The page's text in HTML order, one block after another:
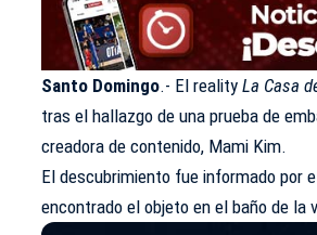
Santo Domingo.- El realityLa Casa
tras el hallazgo de una prueba de
creadora de contenido, Mami Kim.
El descubrimiento fue informado por
encontrado el objeto en el baño de la